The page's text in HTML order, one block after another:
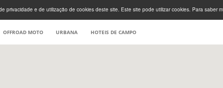
privacidade e de utilização de cookies deste site. Este site pode utilizar cookies. Para saber
OFFROAD MOTO URBANA HOTEIS DE CAMPO